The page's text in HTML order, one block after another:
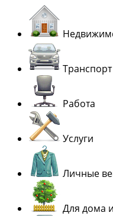
Транспорт
Работа
Услуги
Личные
Для дома